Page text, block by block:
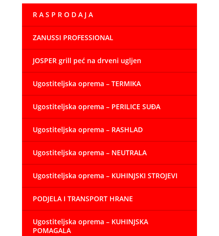
R A S P R O D A J A
ZANUSSI PROFESSIONAL
JOSPER grill peć na drveni ugljen
Ugostiteljska oprema – TERMIKA
Ugostiteljska oprema – PERILICE SUĐA
Ugostiteljska oprema – RASHLAD
Ugostiteljska oprema – NEUTRALA
Ugostiteljska oprema – KUHINJSKI STROJEVI
PODJELA I TRANSPORT HRANE
Ugostiteljska oprema – KUHINJSKA
POMAGALA